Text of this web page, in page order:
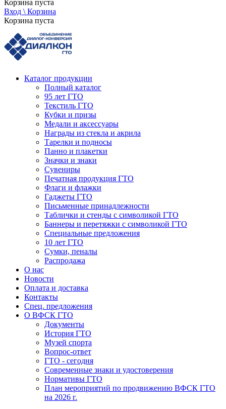
Корзина пуста
Вход \ Корзина
Корзина пуста
Каталог продукции
Полный каталог
95 лет ГТО
Текстиль ГТО
Кубки и призы
Медали и аксессуары
Награды из стекла и акрила
Тарелки и подносы
Панно и плакетки
Значки и знаки
Сувениры
Печатная продукция ГТО
Флаги и флажки
Гаджеты ГТО
Письменные принадлежности
Таблички и стенды с символикой ГТО
Баннеры и перетяжки с символикой ГТО
Специальные предложения
10 лет ГТО
Сумки, пеналы
Распродажа
О нас
Новости
Оплата и доставка
Контакты
Спец. предложения
О ВФСК ГТО
Документы
История ГТО
Музей спорта
Вопрос-ответ
ГТО - сегодня
Современные знаки и удостоверения
Нормативы ГТО
План мероприятий по продвижению ВФСК ГТО
на 2026 г.